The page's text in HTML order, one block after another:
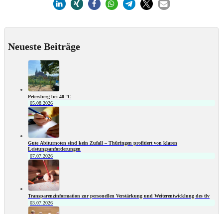
Neueste Beiträge
Petersberg bei 40 °C
05.08.2026
Gute Abiturnoten sind kein Zufall – Thüringen profitiert von klaren
Leistungsanforderungen
07.07.2026
Transparenzinformation zur personellen Verstärkung und Weiterentwicklung des tlv
03.07.2026